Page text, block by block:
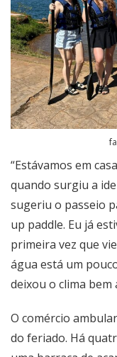
“Estávamos em
quando surgiu a
sugeriu o passeio
up paddle. Eu já
primeira vez que
água está um
deixou o clima bem
O comércio
do feriado. Há